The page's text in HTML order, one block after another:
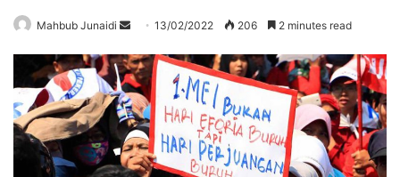
Mahbub Junaidi
Send
email
13/02/2022 206 2 minutes read